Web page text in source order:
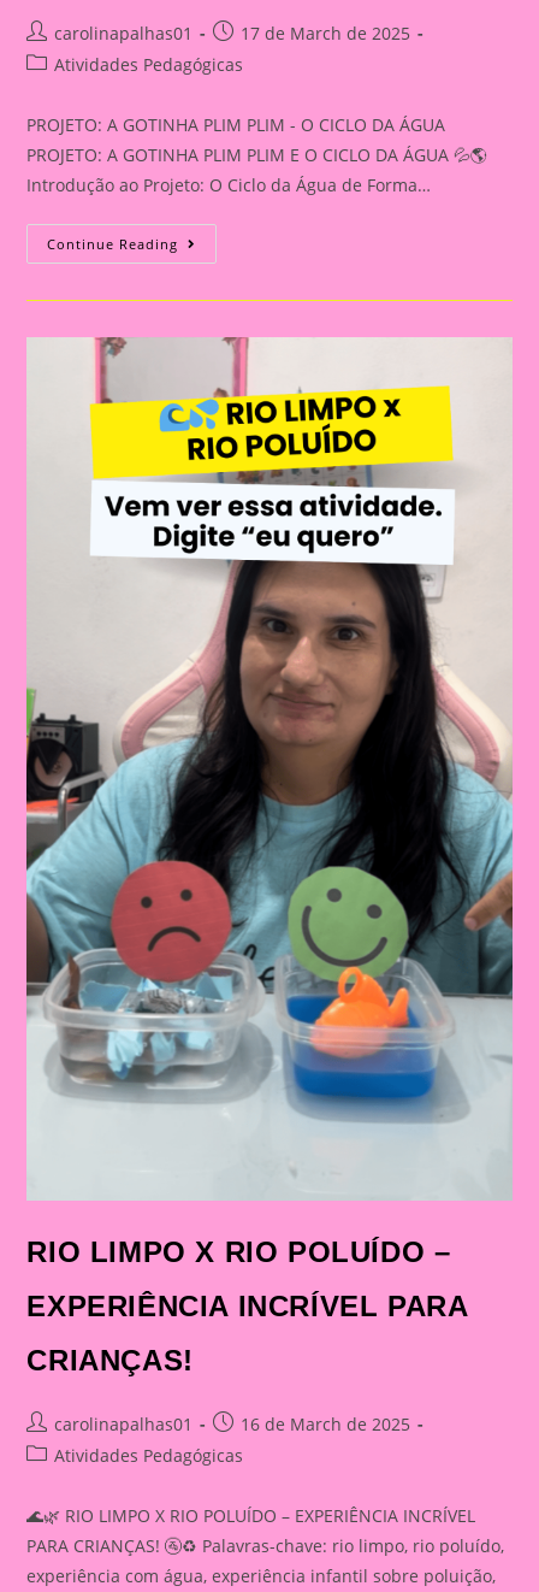
Post
author:
carolinapalhas01
Post
published:
17 de March de 2025
PostAtividades Pedagógicas
PROJETO: A GOTINHA PLIM PLIM - O CICLO DA ÁGUA
PROJETO: A GOTINHA PLIM PLIM E O CICLO DA ÁGUA 💦🌎
Introdução ao Projeto: O Ciclo da Água de Forma…
Continue Reading PROJETO:
A
O
ÁGUA
(SEPARADOS
EM
PLANOS
DE
AULA)
RIO LIMPO X RIO POLUÍDO –
EXPERIÊNCIA INCRÍVEL PARA
CRIANÇAS!
Post
author:
carolinapalhas01
Post
published:
16 de March de 2025
PostAtividades Pedagógicas
🌊🌿 RIO LIMPO X RIO POLUÍDO – EXPERIÊNCIA INCRÍVEL
PARA CRIANÇAS! 🚰♻️ Palavras-chave: rio limpo, rio poluído,
experiência com água, experiência infantil sobre poluição,